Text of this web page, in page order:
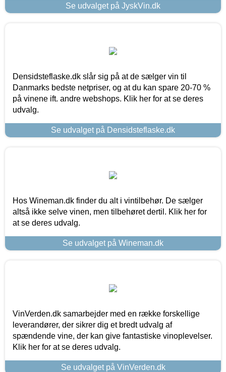
Se udvalget på JyskVin.dk
Densidsteflaske.dk slår sig på at de sælger vin til
Danmarks bedste netpriser, og at du kan spare 20-70 %
på vinene ift. andre webshops. Klik her for at se deres
udvalg.
Se udvalget på Densidsteflaske.dk
Hos Wineman.dk finder du alt i vintilbehør. De sælger
altså ikke selve vinen, men tilbehøret dertil. Klik her for
at se deres udvalg.
Se udvalget på Wineman.dk
VinVerden.dk samarbejder med en række forskellige
leverandører, der sikrer dig et bredt udvalg af
spændende vine, der kan give fantastiske vinoplevelser.
Klik her for at se deres udvalg.
Se udvalget på VinVerden.dk